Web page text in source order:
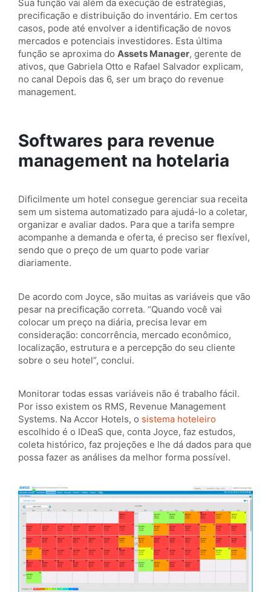
Sua função vai além da execução de estratégias,
precificação e distribuição do inventário. Em certos
casos, pode até envolver a identificação de novos
mercados e potenciais investidores. Esta última
função se aproxima do Assets Manager, gerente de
ativos, que Gabriela Otto e Rafael Salvador explicam,
no canal Depois das 6, ser um braço do revenue
management.
Softwares para revenue
management na hotelaria
Dificilmente um hotel consegue gerenciar sua receita
sem um sistema automatizado para ajudá-lo a coletar,
organizar e avaliar dados. Para que a tarifa sempre
acompanhe a demanda e oferta, é preciso ser flexível,
sendo que o preço de um quarto pode variar
diariamente.
De acordo com Joyce, são muitas as variáveis que vão
pesar na precificação correta. “Quando você vai
colocar um preço na diária, precisa levar em
consideração: concorrência, mercado econômico,
localização, estrutura e a percepção do seu cliente
sobre o seu hotel”, conclui.
Monitorar todas essas variáveis não é trabalho fácil.
Por isso existem os RMS, Revenue Management
Systems. Na Accor Hotels, o sistema hoteleiro
escolhido é o IDeaS que, conta Joyce, faz estudos,
coleta histórico, faz projeções e lhe dá dados para que
possa fazer as análises da melhor forma possível.